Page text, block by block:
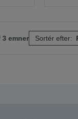
3 emner Sortér efter: